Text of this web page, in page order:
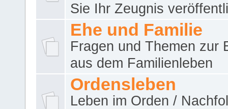
Sie Ihr Zeugnis
Ehe und Familie
Fragen und Themen zur
aus dem Familienleben
Ordensleben
Leben im Orden /